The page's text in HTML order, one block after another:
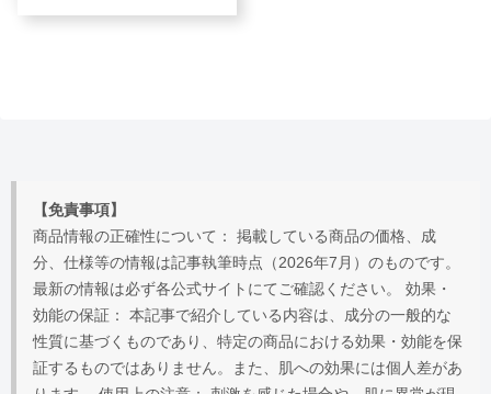
のこだわり
【免責事項】
商品情報の正確性について： 掲載している商品の価格、成
分、仕様等の情報は記事執筆時点（2026年7月）のものです。
最新の情報は必ず各公式サイトにてご確認ください。 効果・
効能の保証： 本記事で紹介している内容は、成分の一般的な
性質に基づくものであり、特定の商品における効果・効能を保
証するものではありません。また、肌への効果には個人差があ